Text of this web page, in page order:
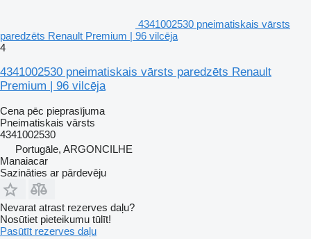
4341002530 pneimatiskais vārsts
paredzēts Renault Premium | 96 vilcēja
4
4341002530 pneimatiskais vārsts paredzēts Renault
Premium | 96 vilcēja
Cena pēc pieprasījuma
Pneimatiskais vārsts
4341002530
Portugāle, ARGONCILHE
Manaiacar
Sazināties ar pārdevēju
Nevarat atrast rezerves daļu?
Nosūtiet pieteikumu tūlīt!
Pasūtīt rezerves daļu